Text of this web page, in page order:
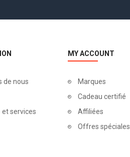
de nous
et services
MY ACCOUNT
Marques
Cadeau certifié
Affiliées
Offres spéciales